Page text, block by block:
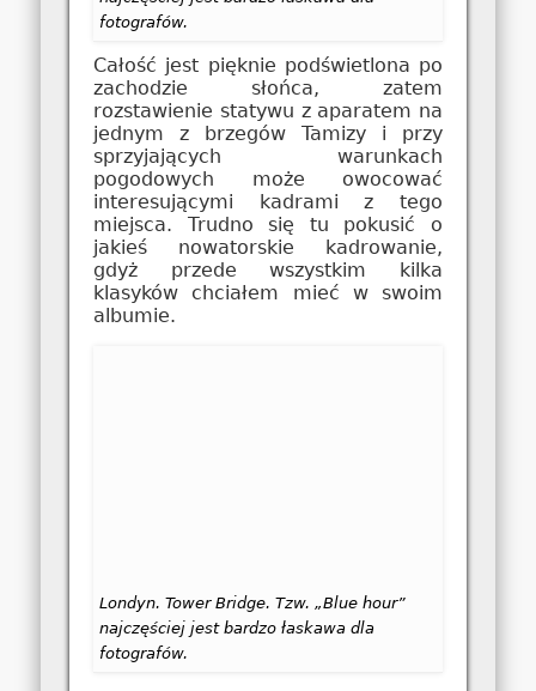
fotografów.
Całość jest pięknie podświetlona po
zachodzie słońca, zatem
rozstawienie statywu z aparatem na
jednym z brzegów Tamizy i przy
sprzyjających warunkach
pogodowych może owocować
interesującymi kadrami z tego
miejsca. Trudno się tu pokusić o
jakieś nowatorskie kadrowanie,
gdyż przede wszystkim kilka
klasyków chciałem mieć w swoim
albumie.
Londyn. Tower Bridge. Tzw. „Blue hour”
najczęściej jest bardzo łaskawa dla
fotografów.